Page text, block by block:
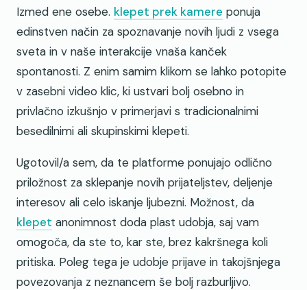
Izmed ene osebe. klepet prek kamere ponuja
edinstven način za spoznavanje novih ljudi z vsega
sveta in v naše interakcije vnaša kanček
spontanosti. Z enim samim klikom se lahko potopite
v zasebni video klic, ki ustvari bolj osebno in
privlačno izkušnjo v primerjavi s tradicionalnimi
besedilnimi ali skupinskimi klepeti.
Ugotovil/a sem, da te platforme ponujajo odlično
priložnost za sklepanje novih prijateljstev, deljenje
interesov ali celo iskanje ljubezni. Možnost, da
klepet anonimnost doda plast udobja, saj vam
omogoča, da ste to, kar ste, brez kakršnega koli
pritiska. Poleg tega je udobje prijave in takojšnjega
povezovanja z neznancem še bolj razburljivo.